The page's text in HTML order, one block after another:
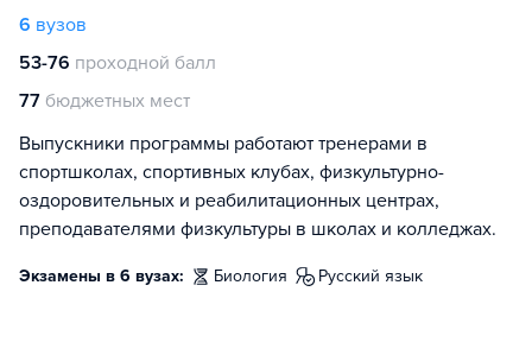
6 вузов
53-76 проходной балл
77 бюджетных мест
Выпускники программы работают тренерами в
спортшколах, спортивных клубах, физкультурно-
оздоровительных и реабилитационных центрах,
преподавателями физкультуры в школах и колледжах.
Экзамены в 6 вузах: биология русский язык